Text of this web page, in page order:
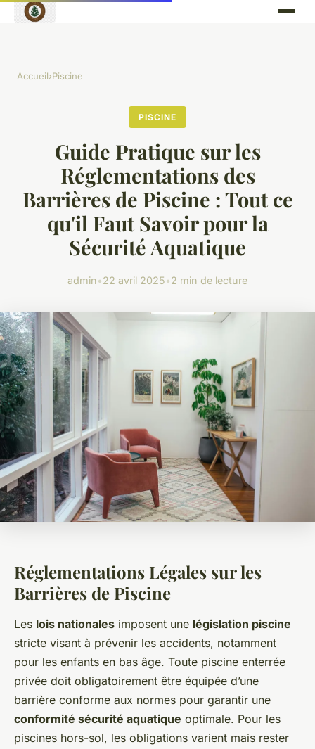
Accueil›Piscine
PISCINE
Guide Pratique sur les
Réglementations des
Barrières de Piscine : Tout ce
qu'il Faut Savoir pour la
Sécurité Aquatique
admin•22 avril 2025•2 min de lecture
Réglementations Légales sur les
Barrières de Piscine
Les lois nationales imposent une législation piscine
stricte visant à prévenir les accidents, notamment
pour les enfants en bas âge. Toute piscine enterrée
privée doit obligatoirement être équipée d’une
barrière conforme aux normes pour garantir une
conformité sécurité aquatique optimale. Pour les
piscines hors-sol, les obligations varient mais rester